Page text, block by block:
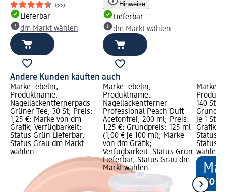
(55)
Lieferbar
dm Markt wählen
Hinweise
Lieferbar
dm Markt wählen
Andere Kunden kauften auch
Marke: ebelin;
Produktname:
Nagellackentfernerpads
Grüner Tee, 30 St; Preis:
1,25 €; Marke von dm
Grafik; Verfügbarkeit:
Status Grün Lieferbar,
Status Grau dm Markt
wählen
Marke: ebelin;
Produktname:
Nagellackentferner
Professional Peach Duft
Acetonfrei, 200 ml; Preis:
1,25 €; Grundpreis: 125 ml
(1,00 € je 100 ml); Marke
von dm Grafik;
Verfügbarkeit: Status Grün
Lieferbar, Status Grau dm
Markt wählen
Marke:
140 St;
je 1 St);
Grafik;
Status
Status
wählen